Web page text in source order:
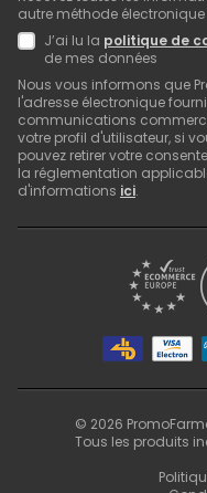
autre méthode électronique
J’ai lu la politique de
de mes données
Nous vous informons que
l'adresse électronique
communications
votre profil d'utilisateur, si
pouvez retirer votre
la réglementation
d'informations ici.
© 2026
Tous les produits